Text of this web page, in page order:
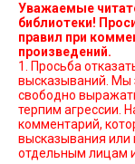
Уважаемые
библиотеки!
правил при
произведений.
1. Просьба
высказываний. Мы защищаем право наших читателей
свободно
терпим агрессии.
комментарий,
высказывания
отдельным лицам